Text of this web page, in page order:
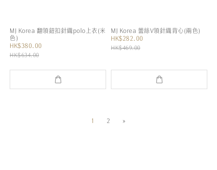
MJ Korea 翻領鈕扣針織polo上衣(米
色)
HK$380.00
HK$634.00
MJ Korea 蕾絲V領針織背心(兩色)
HK$282.00
HK$469.00
1 2 »